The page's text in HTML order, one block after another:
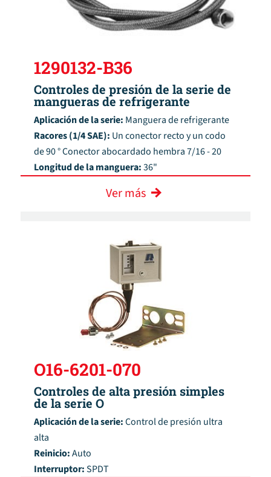
1290132-B36
Controles de presión de la serie de
mangueras de refrigerante
Aplicación de la serie: Manguera de refrigerante
Racores (1/4 SAE): Un conector recto y un codo
de 90 ° Conector abocardado hembra 7/16 - 20
Longitud de la manguera:36"
Ver más
O16-6201-070
Controles de alta presión simples
de la serie O
Aplicación de la serie:Control de presión ultra
alta
Reinicio:Auto
Interruptor:SPDT